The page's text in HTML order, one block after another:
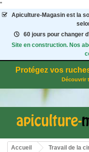
"
Apiculture-Magasinest la
60 jours pour changer
Site en construction. Nos
Protégez vos
Découvrir
Accueil
Travail de la